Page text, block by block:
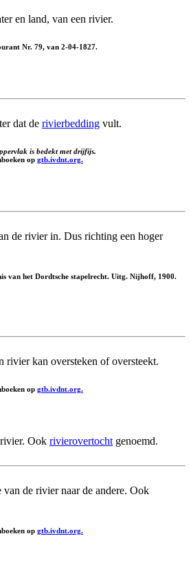
en land, van een rivier.
Nr. 79, van 2-04-1827.
dat de rivierbedding vult.
is bedekt met drijfijs.
op gtb.ivdnt.org.
de rivier in. Dus richting een hoger
van het Dordtsche stapelrecht. Uitg. Nijhoff, 1900.
rivier kan oversteken of oversteekt.
op gtb.ivdnt.org.
Ook rivierovertocht genoemd.
van de rivier naar de andere. Ook
op gtb.ivdnt.org.